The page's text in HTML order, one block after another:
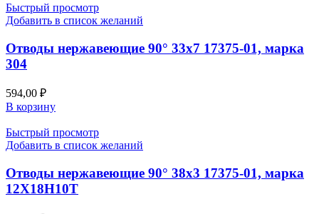
Быстрый просмотр
Добавить в список желаний
Отводы нержавеющие 90° 33х7 17375-01, марка
304
594,00 ₽
В корзину
Быстрый просмотр
Добавить в список желаний
Отводы нержавеющие 90° 38х3 17375-01, марка
12Х18Н10Т